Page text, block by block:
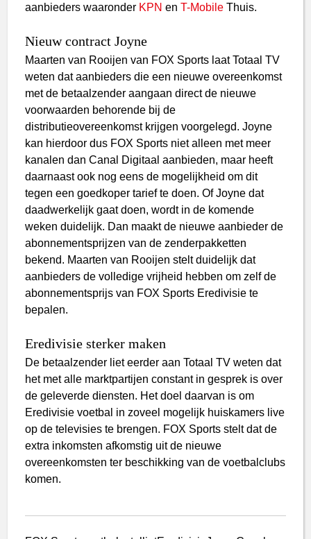
aanbieders waaronder KPN enT-Mobile Thuis.
Nieuw contract Joyne
Maarten van Rooijen van FOX Sports laat Totaal TV
weten dat aanbieders die een nieuwe overeenkomst
met de betaalzender aangaan direct de nieuwe
voorwaarden behorende bij de
distributieovereenkomst krijgen voorgelegd. Joyne
kan hierdoor dus FOX Sports niet alleen met meer
kanalen dan Canal Digitaal aanbieden, maar heeft
daarnaast ook nog eens de mogelijkheid om dit
tegen een goedkoper tarief te doen. Of Joyne dat
daadwerkelijk gaat doen, wordt in de komende
weken duidelijk. Dan maakt de nieuwe aanbieder de
abonnementsprijzen van de zenderpakketten
bekend. Maarten van Rooijen stelt duidelijk dat
aanbieders de volledige vrijheid hebben om zelf de
abonnementsprijs van FOX Sports Eredivisie te
bepalen.
Eredivisie sterker maken
De betaalzender liet eerder aan Totaal TV weten dat
het met alle marktpartijen constant in gesprek is over
de geleverde diensten. Het doel daarvan is om
Eredivisie voetbal in zoveel mogelijk huiskamers live
op de televisies te brengen. FOX Sports stelt dat de
extra inkomsten afkomstig uit de nieuwe
overeenkomsten ter beschikking van de voetbalclubs
komen.